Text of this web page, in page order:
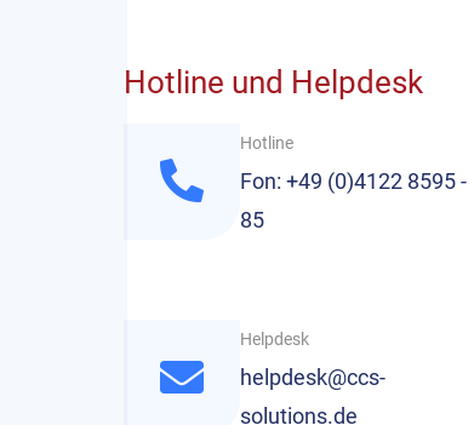
Hotline und Helpdesk
Hotline
Fon: +49 (0)4122 8595 -
85
Helpdesk
helpdesk@ccs-
solutions.de